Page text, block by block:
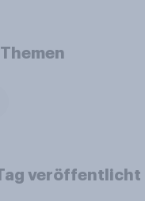
veröffentlicht